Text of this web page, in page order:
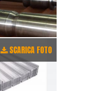
SCARICA FOTO